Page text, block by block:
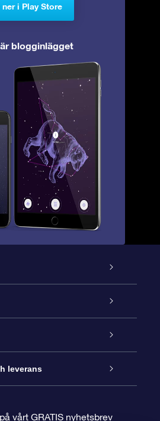
ner i Play Store
blogginlägget
leverans
vårt GRATIS nyhetsbrev